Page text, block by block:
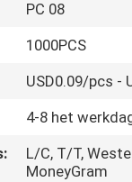
PC 08
1000PCS
USD0.09/pcs -
4-8 het
L/C, T/T,
MoneyGram